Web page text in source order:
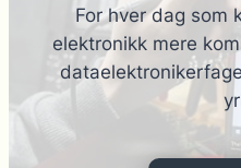
For hver dag som
elektronikk mere